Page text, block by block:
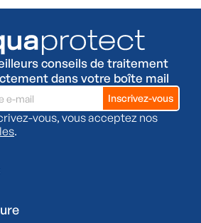
conseils de traitement
dans votre boîte mail
vous, vous acceptez nos
.